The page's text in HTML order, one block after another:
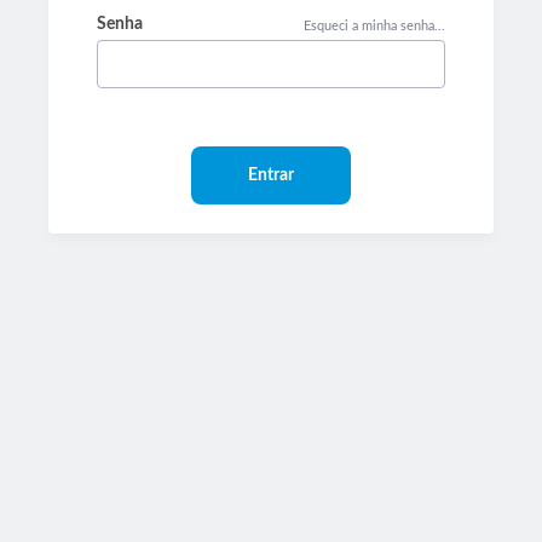
Senha Esqueci a minha senha...